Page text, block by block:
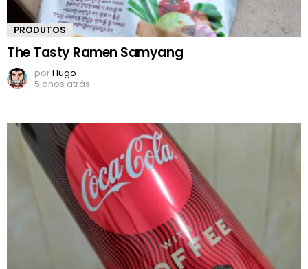
PRODUTOS
The Tasty Ramen Samyang
porHugo
5 anos atrás